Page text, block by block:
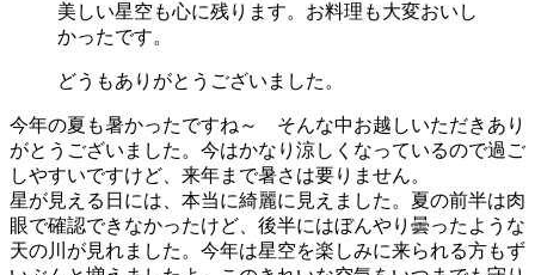
美しい星空も心に残ります。お料理も大変おいし
かったです。
どうもありがとうございました。
今年の夏も暑かったですね～ そんな中お越しいただきあり
がとうございました。今はかなり涼しくなっているので過ご
しやすいですけど、来年まで暑さは要りません。
星が見える日には、本当に綺麗に見えました。夏の前半は肉
眼で確認できなかったけど、後半にはぼんやり曇ったような
天の川が見れました。今年は星空を楽しみに来られる方もず